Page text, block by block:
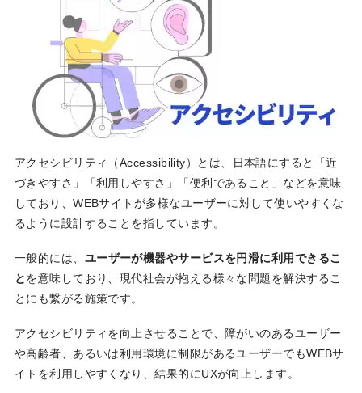
アクセシビリティ（Accessibility）とは、日本語にすると「近
づきやすさ」「利用しやすさ」「便利であること」などを意味
しており、WEBサイトが多様なユーザーに対して使いやすくな
るように設計することを指しています。
一般的には、 ユーザーが機器やサービスを円滑に利用できるこ
とを意味しており、現代社会が抱える様々な問題を解決するこ
とにも繋がる施策です。
アクセシビリティを向上させることで、障がいのあるユーザー
や高齢者、あるいは利用環境に制限があるユーザーでもWEBサ
イトを利用しやすくなり、結果的にUXが向上します。